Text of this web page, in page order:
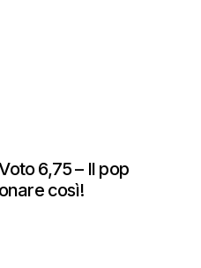
6,75 – Il pop
così!